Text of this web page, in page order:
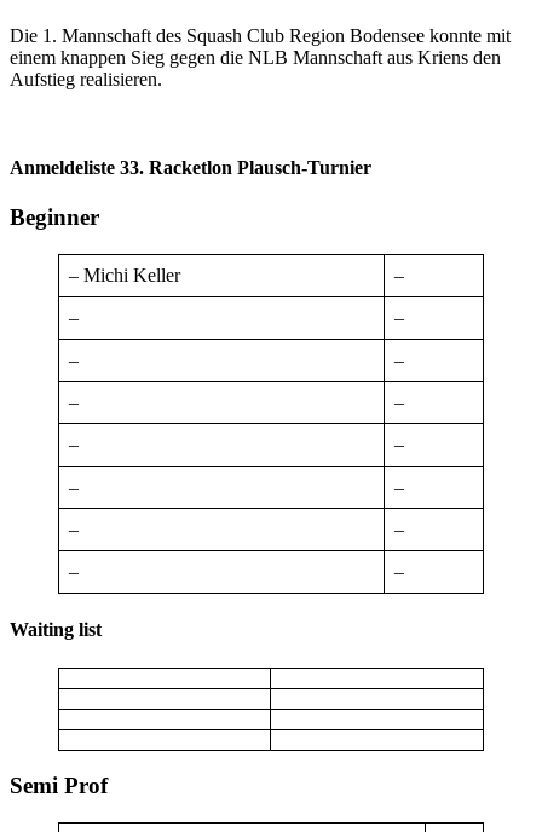
Die 1. Mannschaft des Squash Club Region Bodensee konnte mit
einem knappen Sieg gegen die NLB Mannschaft aus Kriens den
Aufstieg realisieren.
Anmeldeliste 33. Racketlon Plausch-Turnier
Beginner
– Michi Keller –
– –
– –
– –
– –
– –
– –
– –
Waiting list
Semi Prof